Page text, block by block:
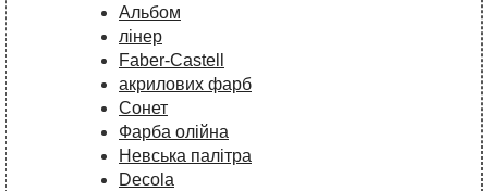
Альбом
лінер
Faber-Castell
акрилових фарб
Сонет
Фарба олійна
Невська палітра
Decola